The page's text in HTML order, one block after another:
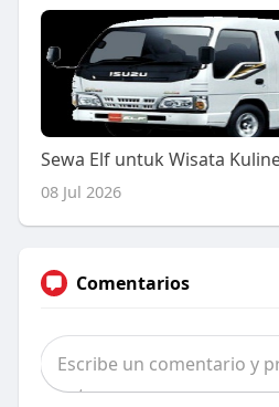
08 Jul 2026
Comentarios